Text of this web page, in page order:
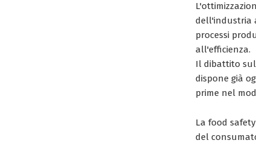
dell'industria
processi
all'efficienza.
Il dibattito
dispone già
prime nel
La food
del